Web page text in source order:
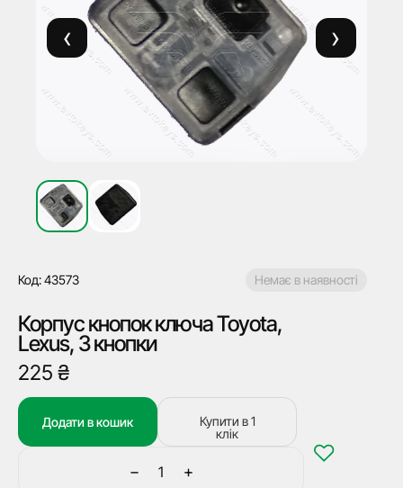
Код: 43573 Немає в наявності
Корпус кнопок ключа Toyota,
Lexus, 3 кнопки
225 ₴
−
Корпус
+
Додати в кошик
Купити в 1
клік